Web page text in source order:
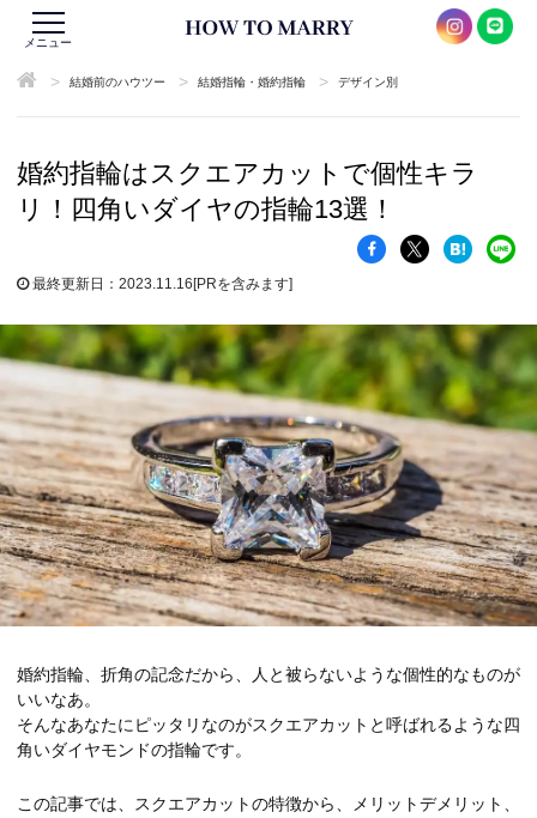
メニュー
> 結婚前のハウツー > 結婚指輪・婚約指輪 > デザイン別
婚約指輪はスクエアカットで個性キラ
リ！四角いダイヤの指輪13選！
最終更新日：2023.11.16[PRを含みます]
婚約指輪、折角の記念だから、人と被らないような個性的なものが
いいなあ。
そんなあなたにピッタリなのがスクエアカットと呼ばれるような四
角いダイヤモンドの指輪です。
この記事では、スクエアカットの特徴から、メリットデメリット、